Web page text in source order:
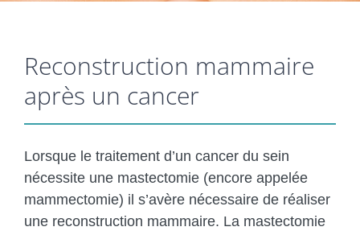
Reconstruction mammaire
après un cancer
Lorsque le traitement d’un cancer du sein
nécessite une mastectomie (encore appelée
mammectomie) il s’avère nécessaire de réaliser
une reconstruction mammaire. La mastectomie